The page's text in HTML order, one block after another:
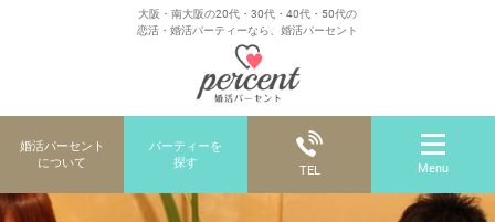
大阪・南大阪の20代・30代・40代・50代の
恋活・婚活パーティーなら、婚活パーセント
婚活パーセント
について
パーティーを
探す
TEL Menu